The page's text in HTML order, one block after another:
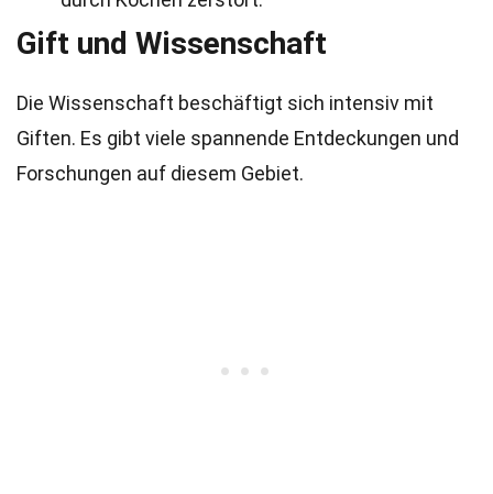
Gift und Wissenschaft
Die Wissenschaft beschäftigt sich intensiv mit
Giften. Es gibt viele spannende Entdeckungen und
Forschungen auf diesem Gebiet.